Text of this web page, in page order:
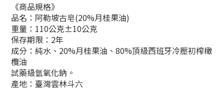
《商品規格》
品名：阿勒坡古皂(20%月桂果油)
重量：110公克±10公克
保存期限：2年
成分：純水、20%月桂果油、80%頂級西班牙冷壓初榨橄
欖油
試藥級氫氧化鈉。
產地：臺灣雲林斗六